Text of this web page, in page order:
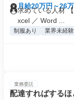
月給20万円～26
求めている人材
xcel ／ Word ...
制服あり 業界未経
業務委託
配達すればする